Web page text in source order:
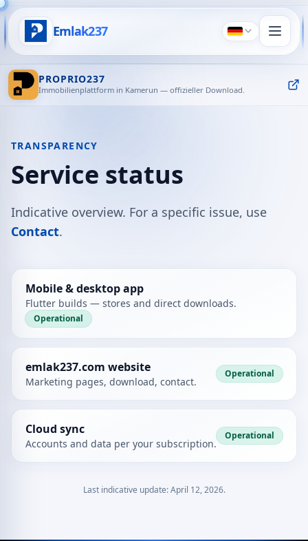
Emlak237 Deutsch
PROPRIO237
Immobilienplattform in Kamerun — offizieller Download.
TRANSPARENCY
Service status
Indicative overview. For a specific issue, use
Contact.
Mobile & desktop app
Flutter builds — stores and direct downloads.
Operational
emlak237.com website
Marketing pages, download, contact.
Operational
Cloud sync
Accounts and data per your subscription.
Operational
Last indicative update:April 12, 2026.